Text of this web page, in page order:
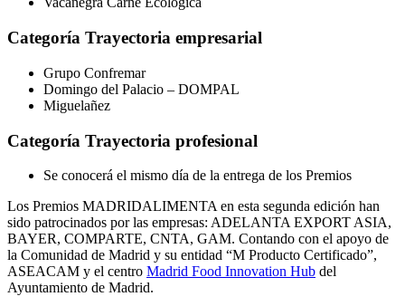
Categoría Trayectoria empresarial
Grupo Confremar
Domingo del Palacio – DOMPAL
Miguelañez
Categoría Trayectoria profesional
Se conocerá el mismo día de la entrega de los Premios
Los Premios MADRIDALIMENTA en esta segunda edición han
sido patrocinados por las empresas: ADELANTA EXPORT ASIA,
BAYER, COMPARTE, CNTA, GAM. Contando con el apoyo de
la Comunidad de Madrid y su entidad “M Producto Certificado”,
ASEACAM y el centro Madrid Food Innovation Hub del
Ayuntamiento de Madrid.